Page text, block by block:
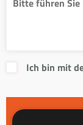
Ich bin mit